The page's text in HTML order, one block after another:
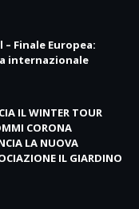
Finale Europea:
internazionale
IL WINTER TOUR
CORONA
LA NUOVA
IL GIARDINO